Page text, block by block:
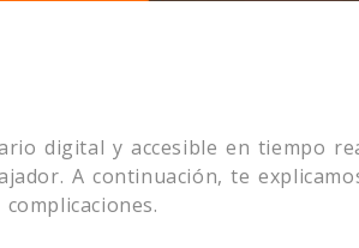
digital y accesible en tiempo
A continuación, te